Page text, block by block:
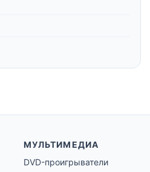
МУЛЬТИМЕДИА
DVD-проигрыватели